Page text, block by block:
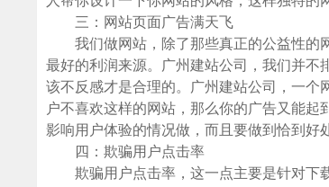
三：网站页面广告满天飞
我们做网站，除了那些真正的公益性的网
最好的利润来源。广州建站公司，我们并不
该不反感才是合理的。广州建站公司，一个
户不喜欢这样的网站，那么你的广告又能
影响用户体验的情况做，而且要做到恰到好
四：欺骗用户点击率
欺骗用户点击率，这一点主要是针对下载